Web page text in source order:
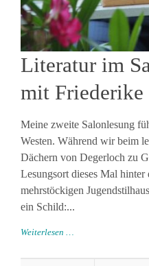
Literatur im
mit Friederike
Meine zweite Salonlesung
Westen. Während wir beim
Dächern von Degerloch zu
Lesungsort dieses Mal hinter
mehrstöckigen
ein Schild:...
Weiterlesen …